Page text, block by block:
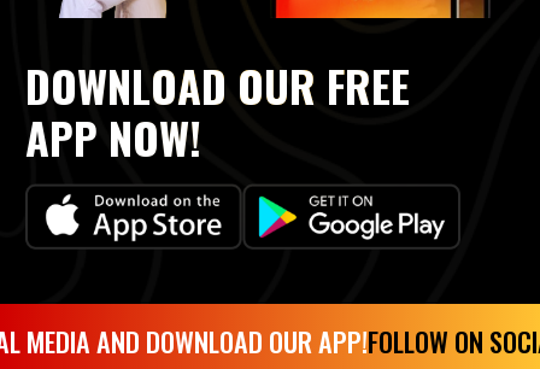
DOWNLOAD OUR FREE
APP NOW!
MEDIA AND DOWNLOAD OUR APP!FOLLOW ON